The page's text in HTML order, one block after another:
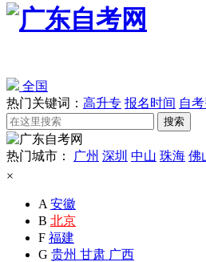
全国
热门关键词： 高升专 报名时间 自
热门城市： 广州 深圳 中山 珠海 佛
×
A 安徽
B 北京
F 福建
G 贵州 甘肃 广西